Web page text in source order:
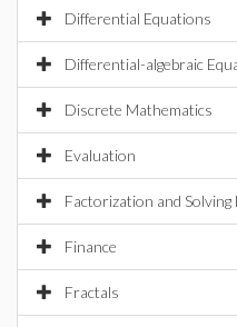
Differential Equations
Differential-algebraic
Discrete Mathematics
Evaluation
Factorization and Solving
Finance
Fractals